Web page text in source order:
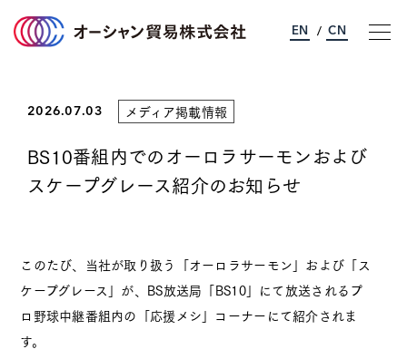
オーシャン貿易について
事業のご案内
企業情報
採用情報
EN / CN
2026.07.03 メディア掲載情報
BS10番組内でのオーロラサーモンおよび
スケープグレース紹介のお知らせ
このたび、当社が取り扱う「オーロラサーモン」および「ス
ケープグレース」が、BS放送局「BS10」にて放送されるプ
ロ野球中継番組内の「応援メシ」コーナーにて紹介されま
す。